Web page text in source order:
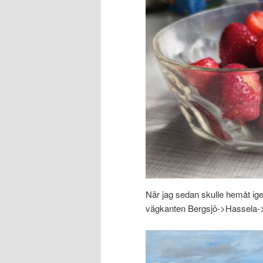
När jag sedan skulle hemåt
vägkanten Bergsjö-